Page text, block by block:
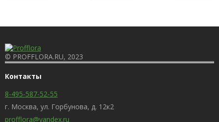
© PROFFLORA.RU, 2023
Контакты
8-495-587-52-55
г. Москва, ул. Горбунова, д. 12к2
profflora@yandex.ru